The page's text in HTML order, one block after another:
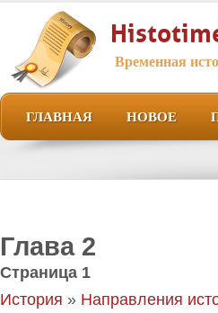
Временная
ГЛАВНАЯ НОВОЕ
Глава 2
Страница 1
История » Направления